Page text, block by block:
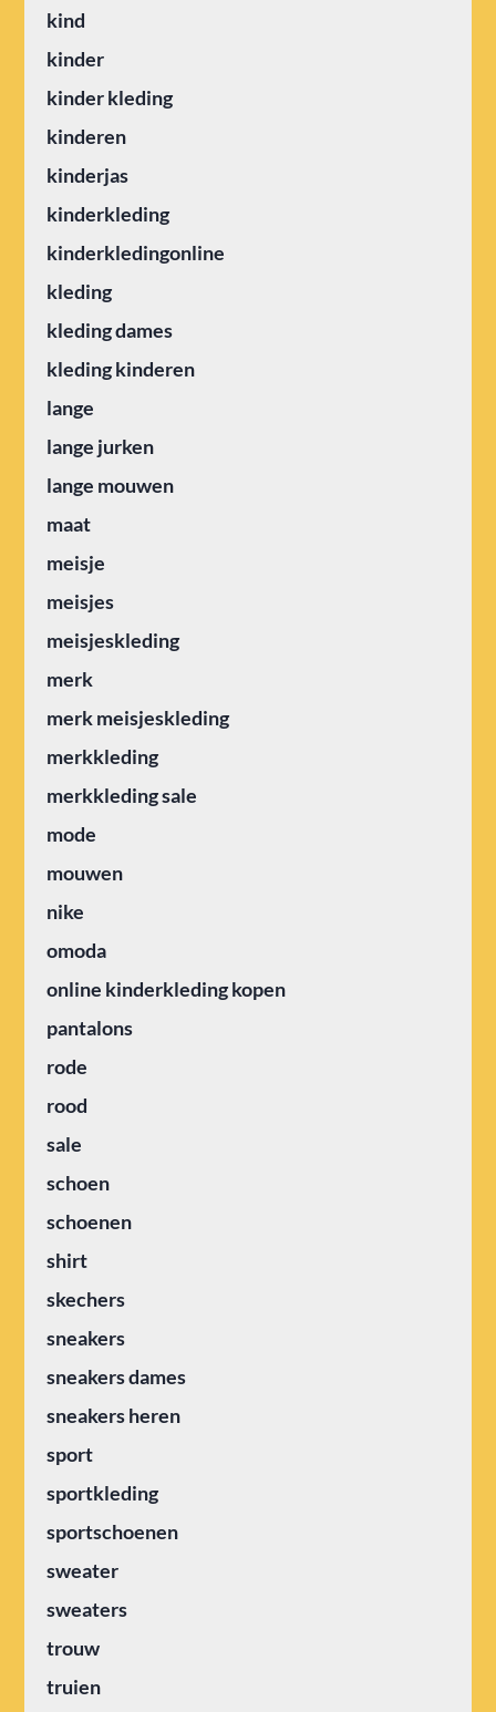
kind
kinder
kinder kleding
kinderen
kinderjas
kinderkleding
kinderkledingonline
kleding
kleding dames
kleding kinderen
lange
lange jurken
lange mouwen
maat
meisje
meisjes
meisjeskleding
merk
merk meisjeskleding
merkkleding
merkkleding sale
mode
mouwen
nike
omoda
online kinderkleding kopen
pantalons
rode
rood
sale
schoen
schoenen
shirt
skechers
sneakers
sneakers dames
sneakers heren
sport
sportkleding
sportschoenen
sweater
sweaters
trouw
truien